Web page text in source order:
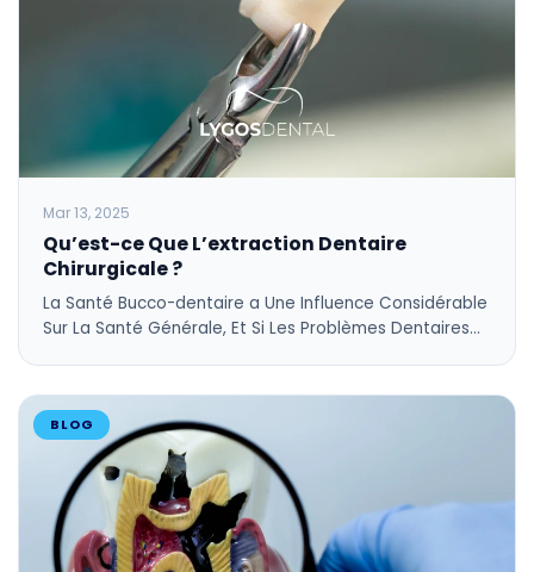
Mar 13, 2025
Qu’est-ce Que L’extraction Dentaire
Chirurgicale ?
La Santé Bucco-dentaire a Une Influence Considérable
Sur La Santé Générale, Et Si Les Problèmes Dentaires…
BLOG